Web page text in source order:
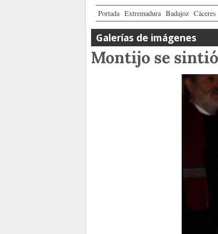
Portada Extremadura Badajoz Cáceres
Galerías de imágenes
Montijo se